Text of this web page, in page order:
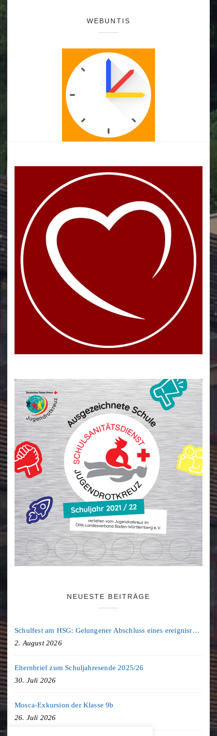
WEBUNTIS
NEUESTE BEITRÄGE
Schulfest am HSG: Gelungener Abschluss eines ereignisreichen Schuljahres
2. August 2026
Elternbrief zum Schuljahresende 2025/26
30. Juli 2026
Mosca-Exkursion der Klasse 9b
26. Juli 2026